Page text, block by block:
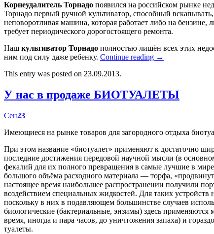
Корнеудалитель Торнадо появился на российском рынке
Торнадо первый ручной культиватор, способный
неповоротливая машина, которая работает либо на
требует периодического дорогостоящего ремонта.
Наш культиватор Торнадо полностью лишён всех этих
ним под силу даже ребенку. Continue reading →
This entry was posted on 23.09.2013.
У нас в продаже БИОТУАЛЕТЫ
Сен23
Имеющиеся на рынке товаров для загородного отдыха
При этом название «биотуалет» применяют к достаточно
последние достижения передовой научной мысли (в
фекалий для их полного превращения в самые лучшие в
большого объёма расходного материала — торфа,
настоящее время наибольшее распространении получили
воздействием специальных жидкостей. Для таких устройств
поскольку в них в подавляющем большинстве случаев
биологические (бактериальные, энзимы) здесь
время, иногда и пара часов, до уничтожения запаха) и
туалеты.